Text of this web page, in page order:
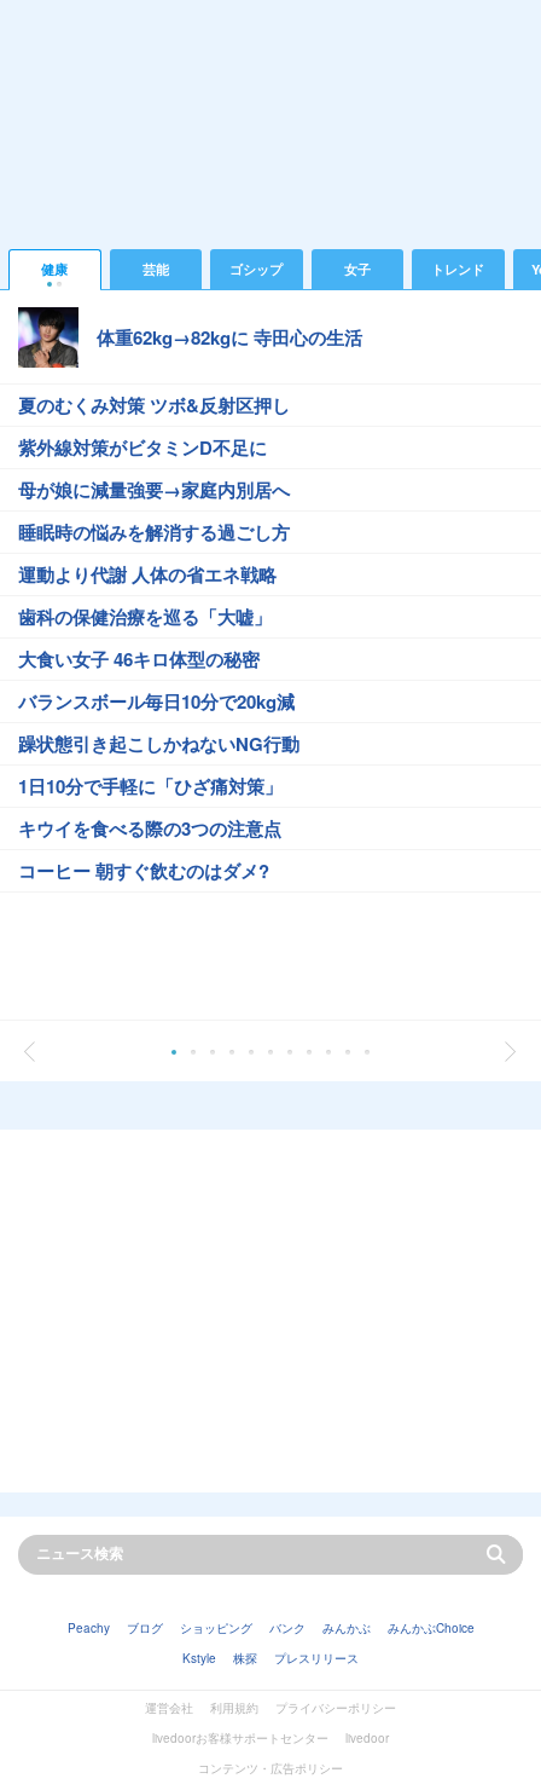
健康 芸能 ゴシップ 女子 トレンド
体重62kg→82kgに 寺田心の生活
夏のむくみ対策 ツボ&反射区押し
紫外線対策がビタミンD不足に
母が娘に減量強要→家庭内別居へ
睡眠時の悩みを解消する過ごし方
運動より代謝 人体の省エネ戦略
歯科の保健治療を巡る「大嘘」
大食い女子 46キロ体型の秘密
バランスボール毎日10分で20kg減
躁状態引き起こしかねないNG行動
1日10分で手軽に「ひざ痛対策」
キウイを食べる際の3つの注意点
コーヒー 朝すぐ飲むのはダメ?
Peachy ブログ ショッピング バンク みんかぶ
みんかぶChoice
Kstyle
株探 プレスリリース
運営会社 利用規約
プライバシーポリシー
livedoorお客様サポートセンター
livedoor
コンテンツ・広告ポリシー